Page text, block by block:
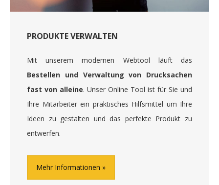
PRODUKTE VERWALTEN
Mit unserem modernen Webtool läuft das
Bestellen und Verwaltung von Drucksachen
fast von alleine. Unser Online Tool ist für Sie und
Ihre Mitarbeiter ein praktisches Hilfsmittel um Ihre
Ideen zu gestalten und das perfekte Produkt zu
entwerfen.
Mehr Informationen